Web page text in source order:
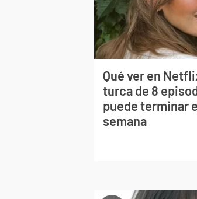
Qué ver en
turca de 8
puede terminar
semana